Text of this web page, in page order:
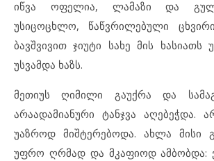
იწვა ოფელია, ლამაზი და
უსიცოცხლო, წაწვრილებული
ბავშვივით ჯიუტი სახე მის ხასიათს
უსვამდა ხაზს.
მეთიუს ღიმილი გაუქრა და
არაადამიანური ტანჯვა აღებეჭდა.
უაზროდ მიშტერებოდა. ახლა მისი
უფრო ღრმად და მკაფიოდ ამბობდა: